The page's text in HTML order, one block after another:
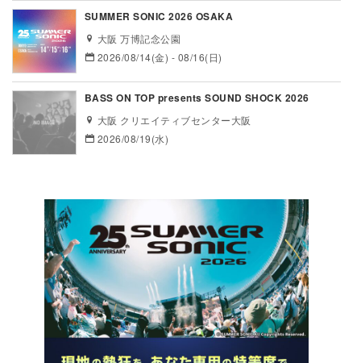
SUMMER SONIC 2026 OSAKA
大阪 万博記念公園
2026/08/14(金) - 08/16(日)
BASS ON TOP presents SOUND SHOCK 2026
大阪 クリエイティブセンター大阪
2026/08/19(水)